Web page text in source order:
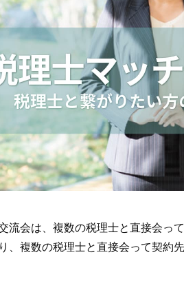
流会は、複数の税理士と直接会っ
、複数の税理士と直接会って契約